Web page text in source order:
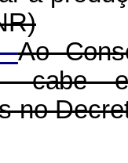
Ao
- cabe
no